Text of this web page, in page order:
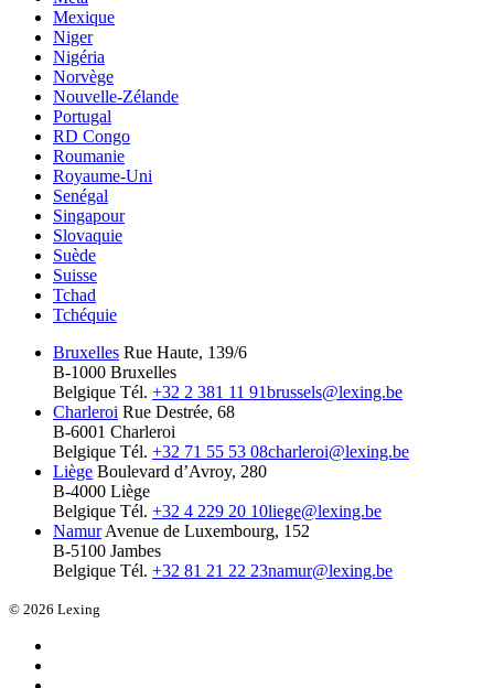
Mexique
Niger
Nigéria
Norvège
Nouvelle-Zélande
Portugal
RD Congo
Roumanie
Royaume-Uni
Senégal
Singapour
Slovaquie
Suède
Suisse
Tchad
Tchéquie
Bruxelles Rue Haute, 139/6
B-1000 Bruxelles
Belgique Tél. +32 2 381 11 91brussels@lexing.be
Charleroi Rue Destrée, 68
B-6001 Charleroi
Belgique Tél. +32 71 55 53 08charleroi@lexing.be
Liège Boulevard d’Avroy, 280
B-4000 Liège
Belgique Tél. +32 4 229 20 10liege@lexing.be
Namur Avenue de Luxembourg, 152
B-5100 Jambes
Belgique Tél. +32 81 21 22 23namur@lexing.be
© 2026 Lexing